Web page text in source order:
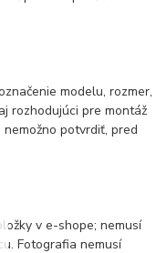
modelu, rozmer,
rozhodujúci pre montáž
potvrdiť, pred
v e-shope; nemusí
Fotografia nemusí